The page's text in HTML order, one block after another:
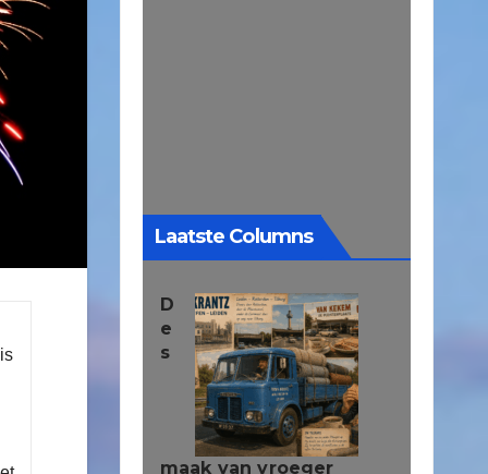
Laatste Columns
D
e
s
maak van vroeger